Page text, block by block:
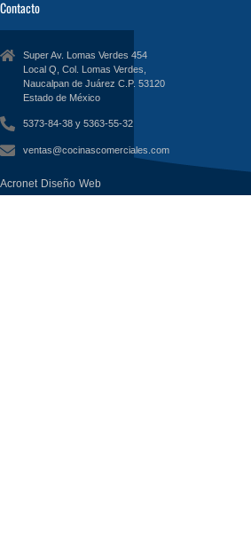
Contacto
Super Av. Lomas Verdes 454
Local Q, Col. Lomas Verdes,
Naucalpan de Juárez C.P. 53120
Estado de México
5373-84-38 y 5363-55-32
ventas@cocinascomerciales.com
Acronet Diseño Web